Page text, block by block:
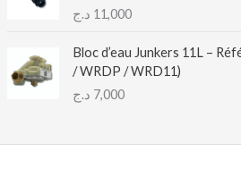
11,000 د.ج
Bloc d’eau Junkers 11L –
/ WRDP / WRD11)
7,000 د.ج